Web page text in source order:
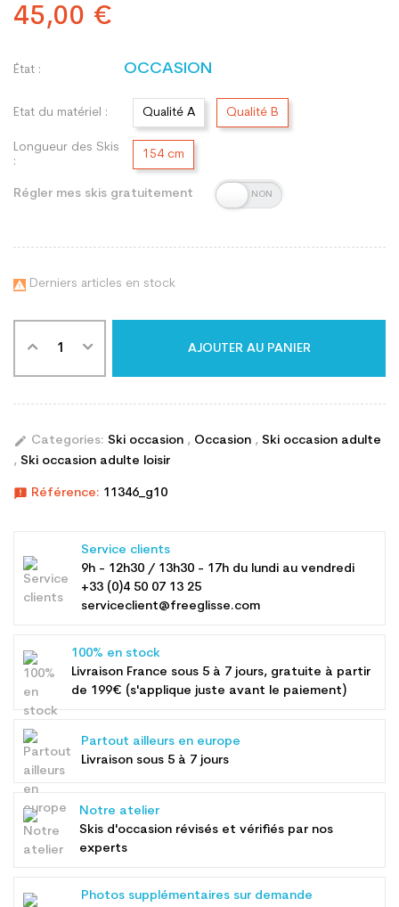
45,00 €
État : OCCASION
Etat du matériel : Qualité A Qualité B
Longueur des Skis
:
154 cm
Régler mes skis gratuitement
 Derniers articles en stock
AJOUTER AU PANIER
edit Categories: Ski occasion , Occasion , Ski occasion adulte
, Ski occasion adulte loisir
announcement Référence: 11346_g10
Service clients
9h - 12h30 / 13h30 - 17h du lundi au vendredi
+33 (0)4 50 07 13 25
serviceclient@freeglisse.com
100% en stock
Livraison France sous 5 à 7 jours, gratuite à partir
de 199€ (s'applique juste avant le paiement)
Partout ailleurs en europe
Livraison sous 5 à 7 jours
Notre atelier
Skis d'occasion révisés et vérifiés par nos
experts
Photos supplémentaires sur demande